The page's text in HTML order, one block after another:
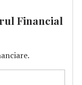
Financial